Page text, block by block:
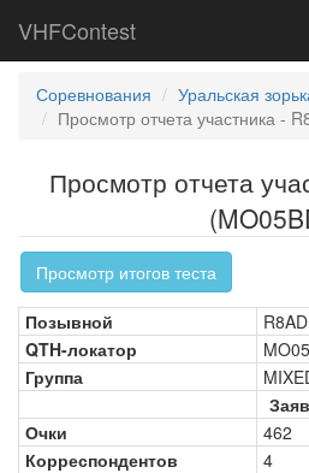
VHFContest
Соревнования
Уральская
Просмотр отчета участника -
Просмотр отчета
Просмотр итогов теста
Позывной
QTH-локатор
Группа
Очки
462
Корреспондентов
4